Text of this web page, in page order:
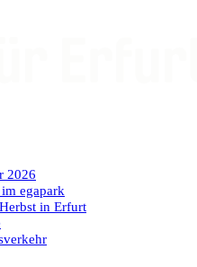
2026
egapark
in Erfurt